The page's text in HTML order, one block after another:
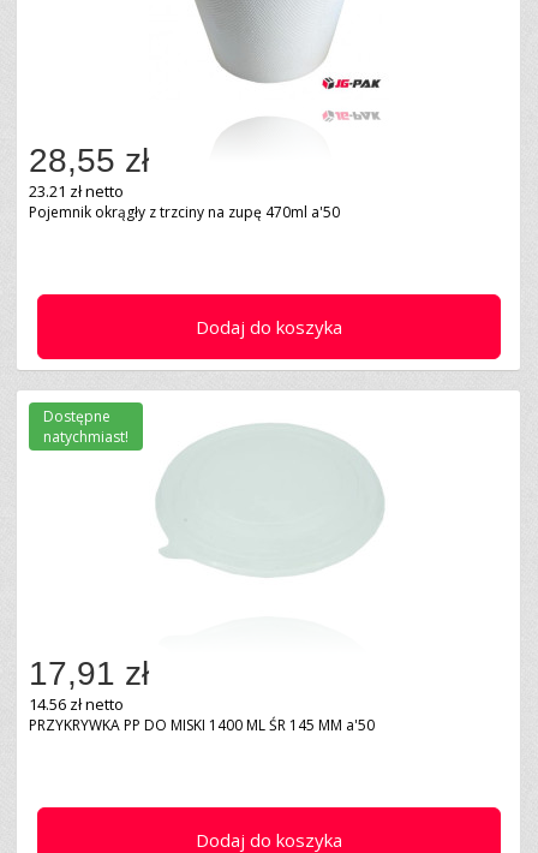
Dodaj do koszyka
28,55 zł
23.21 zł netto
Pojemnik okrągły z trzciny na zupę 470ml a'50
Dodaj do koszyka
17,91 zł
14.56 zł netto
PRZYKRYWKA PP DO MISKI 1400 ML ŚR 145 MM a'50
Dostępne
natychmiast!